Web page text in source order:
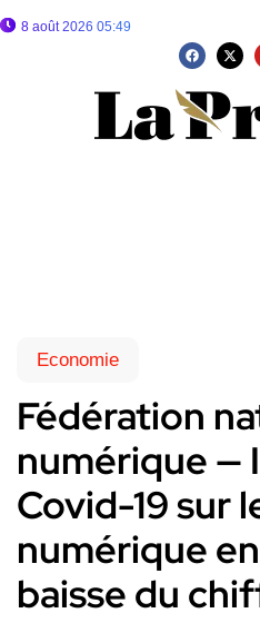
8 août 2026 05:49
Economie
Fédération
numérique —
Covid-19 sur
numérique
baisse du